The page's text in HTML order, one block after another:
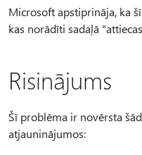
Microsoft apstiprināja, ka
kas norādīti sadaļā
Risinājums
Šī problēma ir novērsta
atjauninājumos: